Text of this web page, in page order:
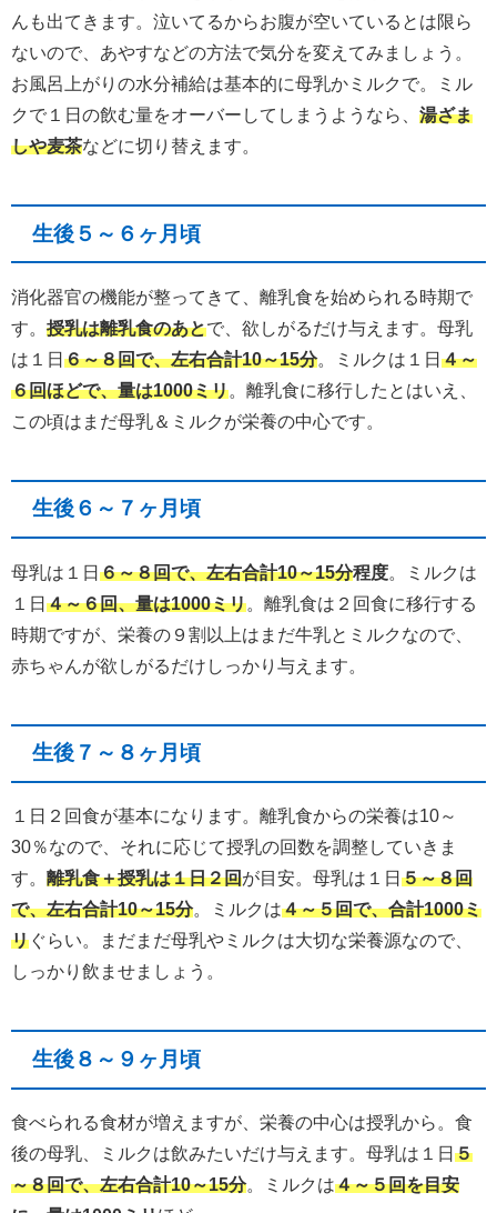
んも出てきます。泣いてるからお腹が空いているとは限ら
ないので、あやすなどの方法で気分を変えてみましょう。
お風呂上がりの水分補給は基本的に母乳かミルクで。ミル
クで１日の飲む量をオーバーしてしまうようなら、 湯ざま
しや麦茶などに切り替えます。
生後５～６ヶ月頃
消化器官の機能が整ってきて、離乳食を始められる時期で
す。 授乳は離乳食のあとで、欲しがるだけ与えます。母乳
は１日 ６～８回で、左右合計10～15分。ミルクは１日 ４～
６回ほどで、量は1000ミリ 。離乳食に移行したとはいえ、
この頃はまだ母乳＆ミルクが栄養の中心です。
生後６～７ヶ月頃
母乳は１日６～８回で、左右合計10～15分程度 。ミルクは
１日４～６回、量は1000ミリ 。離乳食は２回食に移行する
時期ですが、栄養の９割以上はまだ牛乳とミルクなので、
赤ちゃんが欲しがるだけしっかり与えます。
生後７～８ヶ月頃
１日２回食が基本になります。離乳食からの栄養は10～
30％なので、それに応じて授乳の回数を調整していきま
す。 離乳食＋授乳は１日２回が目安。母乳は１日 ５～８回
で、左右合計10～15分。ミルクは４～５回で、合計1000ミ
リぐらい。まだまだ母乳やミルクは大切な栄養源なので、
しっかり飲ませましょう。
生後８～９ヶ月頃
食べられる食材が増えますが、栄養の中心は授乳から。食
後の母乳、ミルクは飲みたいだけ与えます。母乳は１日 ５
～８回で、左右合計10～15分。ミルクは４～５回を目安